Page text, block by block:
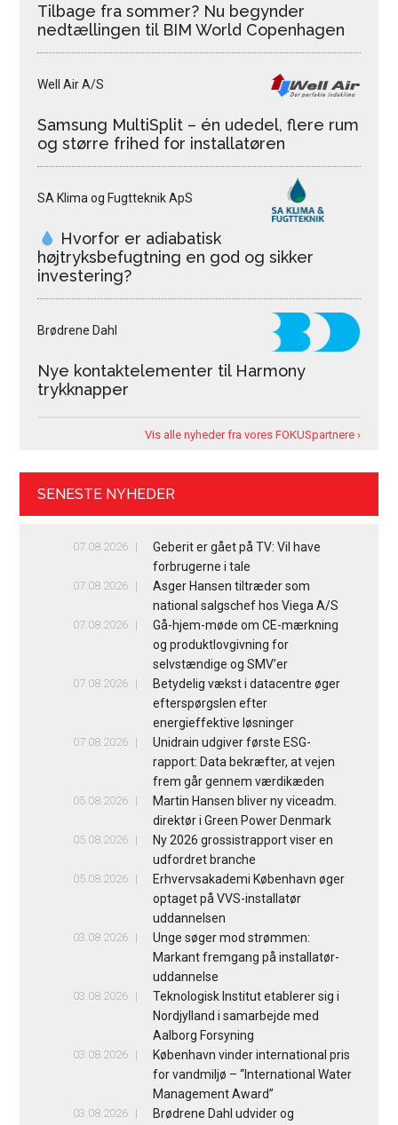
Tilbage fra sommer? Nu begynder
nedtællingen til BIM World Copenhagen
Well Air A/S
Samsung MultiSplit – én udedel, flere rum
og større frihed for installatøren
SA Klima og Fugtteknik ApS
Hvorfor er adiabatisk
højtryksbefugtning en god og sikker
investering?
Brødrene Dahl
Nye kontaktelementer til Harmony
trykknapper
Vis alle nyheder fra vores FOKUSpartnere ›
SENESTE NYHEDER
07.08.2026
Geberit er gået på TV: Vil have
forbrugerne i tale
07.08.2026
Asger Hansen tiltræder som
national salgschef hos Viega A/S
07.08.2026
Gå-hjem-møde om CE-mærkning
og produktlovgivning for
selvstændige og SMV’er
07.08.2026
Betydelig vækst i datacentre øger
efterspørgslen efter
energieffektive løsninger
07.08.2026
Unidrain udgiver første ESG-
rapport: Data bekræfter, at vejen
frem går gennem værdikæden
05.08.2026
Martin Hansen bliver ny viceadm.
direktør i Green Power Denmark
05.08.2026
Ny 2026 grossistrapport viser en
udfordret branche
05.08.2026
Erhvervsakademi København øger
optaget på VVS-installatør
uddannelsen
03.08.2026
Unge søger mod strømmen:
Markant fremgang på installatør-
uddannelse
03.08.2026
Teknologisk Institut etablerer sig i
Nordjylland i samarbejde med
Aalborg Forsyning
03.08.2026
København vinder international pris
for vandmiljø – “International Water
Management Award”
03.08.2026
Brødrene Dahl udvider og